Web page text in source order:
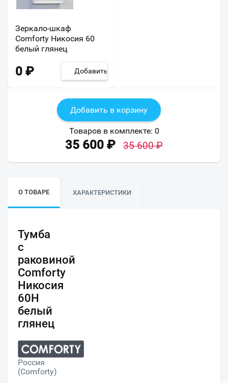
Зеркало-шкаф
Comforty Никосия 60
белый глянец
0 ₽ Добавить
Добавить в корзину
Товаров в комплекте: 0
35 600 ₽ 35 600₽
О ТОВАРЕ ХАРАКТЕРИСТИКИ
Тумба
с
раковиной
Comforty
Никосия
60Н
белый
глянец
Россия
(Comforty)